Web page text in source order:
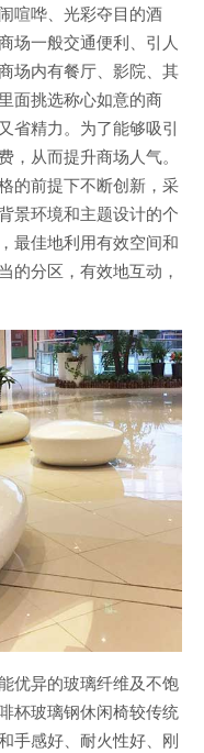
喧哗、光彩夺目的酒
场一般交通便利、引人
场内有餐厅、影院、其
面挑选称心如意的商
省精力。为了能够吸引
从而提升商场人气。
的前提下不断创新，采
景环境和主题设计的个
最佳地利用有效空间和
的分区，有效地互动，
优异的玻璃纤维及不饱
杯玻璃钢休闲椅较传统
手感好、耐火性好、刚